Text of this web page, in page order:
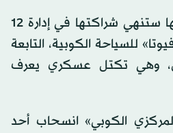
وأعلنت «إيبيروستار» أنها ستنهي شراكتها في إدارة 12
للسياحة الكوبية، التابعة
وهي تكتل عسكري يعرف
الكوبي» انسحاب أحد